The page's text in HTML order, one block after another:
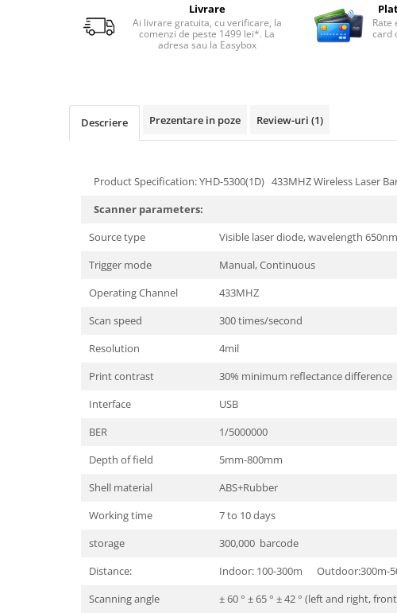
Telefoane mobile HUAWEI
Telefoane mobile iHunt
Telefoane mobile Realme
Telefoane mobile ZTE Nubia
Tablete pc cu proiector video
Tablete rezistente
Tablete pentru copii
Camere auto, home si sport
Camere auto DVR
Oglinzi auto smart cu camera
Accesorii Camere Supraveghere
Livrare
Ai livrare gratuita, cu verificare, la
comenzi de peste 1499 lei*. La
adresa sau la Easybox
Rate
card
Descriere Prezentare in poze Review-uri (1)
Product Specification: YHD-5300(1D) 433MHZ Wireless Laser
Scanner parameters:
Source type
Visible laser diode, wavelength 650nm
Trigger mode
Manual, Continuous
Operating Channel
433MHZ
Scan speed
300 times/second
Resolution
4mil
Print contrast
30% minimum reflectance difference
Interface
USB
BER
1/5000000
Depth of field
5mm-800mm
Shell material
ABS+Rubber
Working time
7 to 10 days
storage
300,000 barcode
Distance:
Indoor: 100-300m Outdoor:300m-
Scanning angle
± 60 ° ± 65 ° ± 42 ° (left and right,